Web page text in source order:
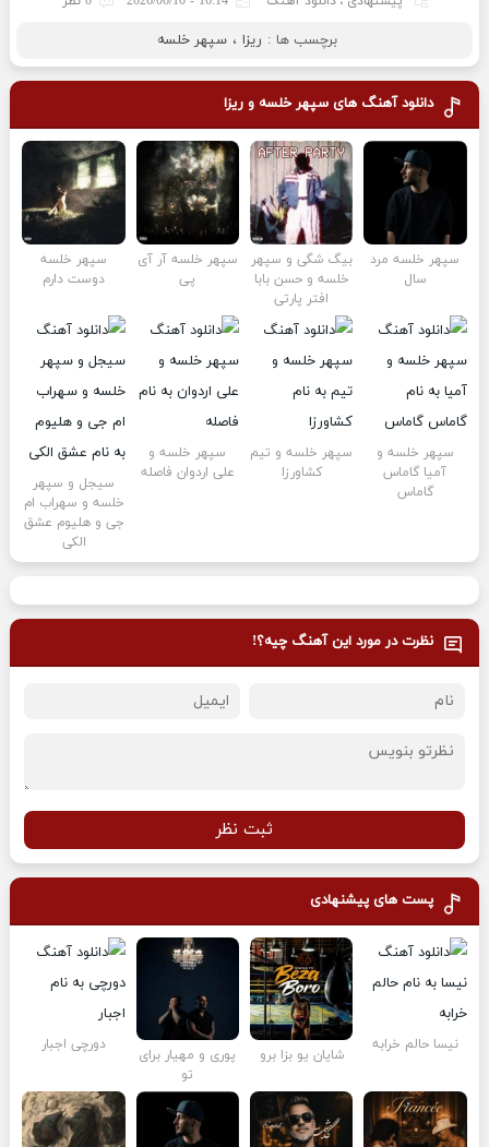
برچسب ها : ریزا ، سپهر خلسه
دانلود آهنگ های سپهر خلسه و ریزا
سپهر خلسه مرد
سال
بیگ شگی و سپهر
خلسه و حسن بابا
افتر پارتی
سپهر خلسه آر آی
پی
سپهر خلسه
دوست دارم
سپهر خلسه و
آمیا گاماس
گاماس
سپهر خلسه و تیم
کشاورزا
سپهر خلسه و
علی اردوان فاصله
سیجل و سپهر
خلسه و سهراب ام
جی و هلیوم عشق
الکی
نظرت در مورد این آهنگ چیه؟!
ثبت نظر
پست های پیشنهادی
نیسا حالم خرابه
شایان یو بزا برو
پوری و مهیار برای
تو
دورچی اجبار